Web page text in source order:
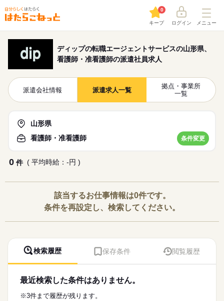
キープ
0
ログイン メニュー
ディップの転職エージェントサービスの山形県、
看護師・准看護師の派遣社員求人
派遣会社情報 派遣求人一覧
拠点・事業所
一覧
山形県
看護師・准看護師
条件変更
0 件 ( 平均時給：-円 )
該当するお仕事情報は0件です。
条件を再設定し、検索してください。
検索履歴 保存条件 閲覧履歴
最近検索した条件はありません。
※3件まで履歴が残ります。